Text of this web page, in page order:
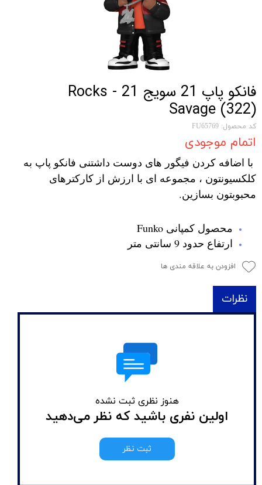
فانکو پاپ 21 سویج Rocks - 21
Savage (322)
کد محصول: FU65769
اتمام موجودی
با اضافه کردن فیگور های دوست داشتنی فانکو پاپ به
کلکسیونتون ، مجموعه ای با ارزش از کارکترهای
محبوبتون بسازین.
محصول کمپانی Funko
ارتفاع حدود 9 سانتی متر
افزودن به علاقه مندی ها
نظرات
هنوز نظری ثبت نشده
اولین نفری باشید که نظر می‌دهید
ثبت نظر